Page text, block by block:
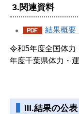
3.関連資料
結果概要
令和5年度全国体力
年度千葉県体力・
III.結果の公表